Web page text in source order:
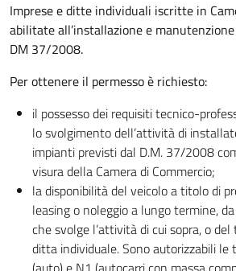
Imprese e ditte individuali iscritte in
abilitate all’installazione e
DM 37/2008.
Per ottenere il permesso è richiesto:
il possesso dei requisiti tecnico-
lo svolgimento dell’attività di
impianti previsti dal D.M. 37/2008
visura della Camera di Commercio;
la disponibilità del veicolo a titolo di
leasing o noleggio a lungo termine,
che svolge l’attività di cui sopra, o
ditta individuale. Sono autorizzabili le